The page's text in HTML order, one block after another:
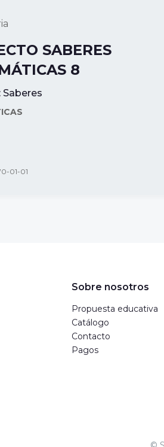
SABERES
8
Saberes
01-01
Sobre nosotros
Propuesta educativa
Catálogo
Contacto
Pagos